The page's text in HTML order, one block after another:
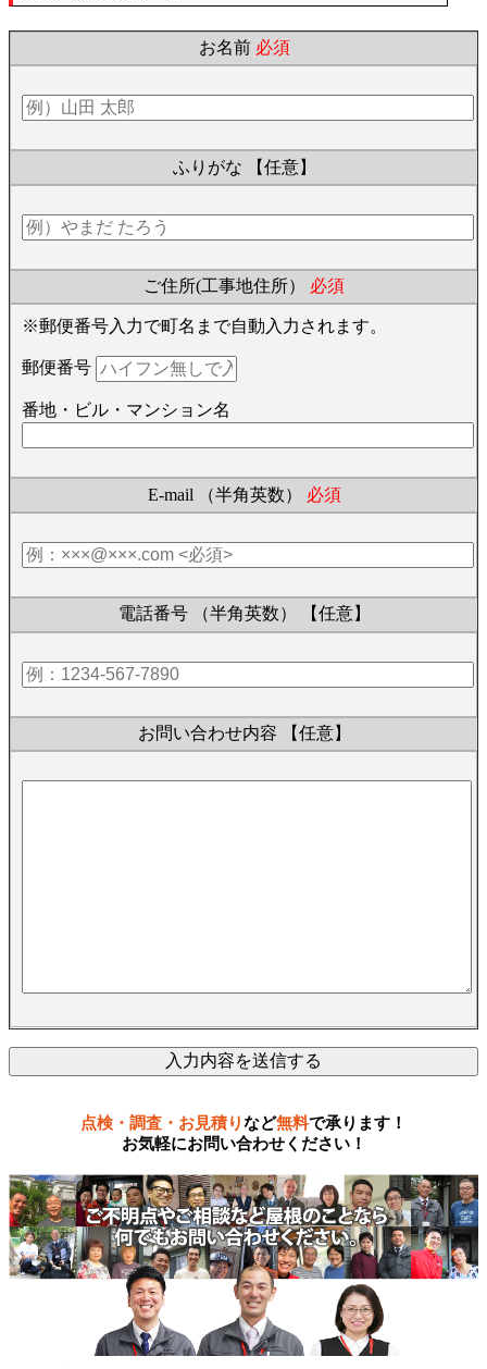
お名前 必須
ふりがな 【任意】
ご住所(工事地住所） 必須
※郵便番号入力で町名まで自動入力されます。
郵便番号
番地・ビル・マンション名
E-mail （半角英数） 必須
電話番号 （半角英数） 【任意】
お問い合わせ内容 【任意】
点検・調査・お見積りなど無料で承ります！
お気軽にお問い合わせください！